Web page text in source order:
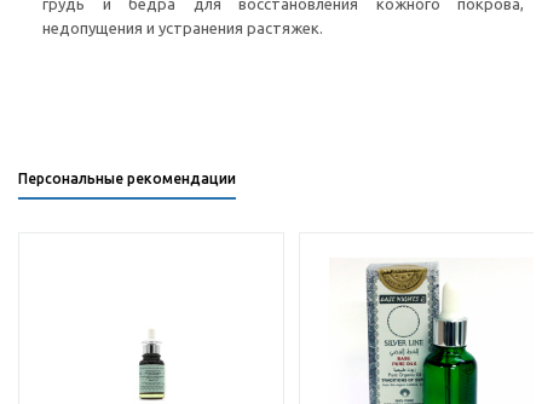
грудь и бедра для восстановления кожного покрова,
недопущения и устранения растяжек.
Персональные рекомендации